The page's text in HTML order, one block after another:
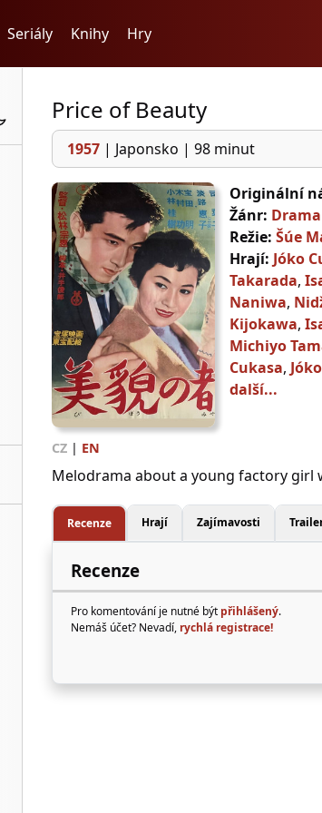
Seriály Knihy Hry
Price of Beauty
1957 | Japonsko | 98 minut
Originální
Žánr: Drama
Režie: Šúe
Hrají: Jóko
Takarada,
Naniwa,
Kijokawa,
Michiyo
Cukasa,
další...
CZ | EN
Melodrama about a young factory girl
Recenze Hrají Zajímavosti
Recenze
Pro komentování je nutné být přihlášený.
Nemáš účet? Nevadí, rychlá registrace!